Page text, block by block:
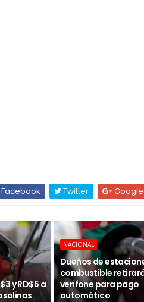
Facebook Twitter
y RD$5 a
NACIONAL
Dueños de
combustible
verifone para pago
automático